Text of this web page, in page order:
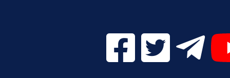
Facebook Digital UVa (se
Twitter Digital